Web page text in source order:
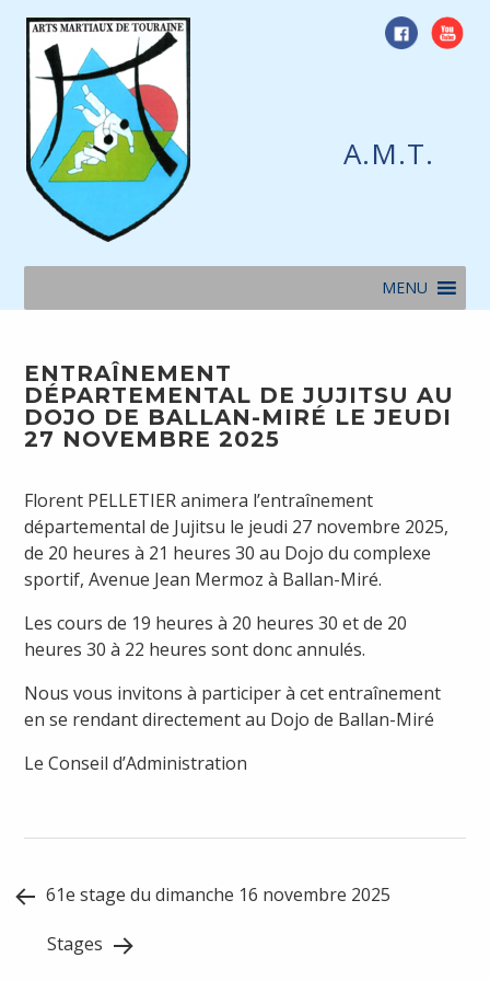
Skip
content
A.M.T.
MENU
ENTRAÎNEMENT
DÉPARTEMENTAL DE JUJITSU AU
DOJO DE BALLAN-MIRÉ LE JEUDI
27 NOVEMBRE 2025
Florent PELLETIER animera l’entraînement
départemental de Jujitsu le jeudi 27 novembre 2025,
de 20 heures à 21 heures 30 au Dojo du complexe
sportif, Avenue Jean Mermoz à Ballan-Miré.
Les cours de 19 heures à 20 heures 30 et de 20
heures 30 à 22 heures sont donc annulés.
Nous vous invitons à participer à cet entraînement
en se rendant directement au Dojo de Ballan-Miré
Le Conseil d’Administration
Post61e stage du dimanche 16 novembre 2025
Stages